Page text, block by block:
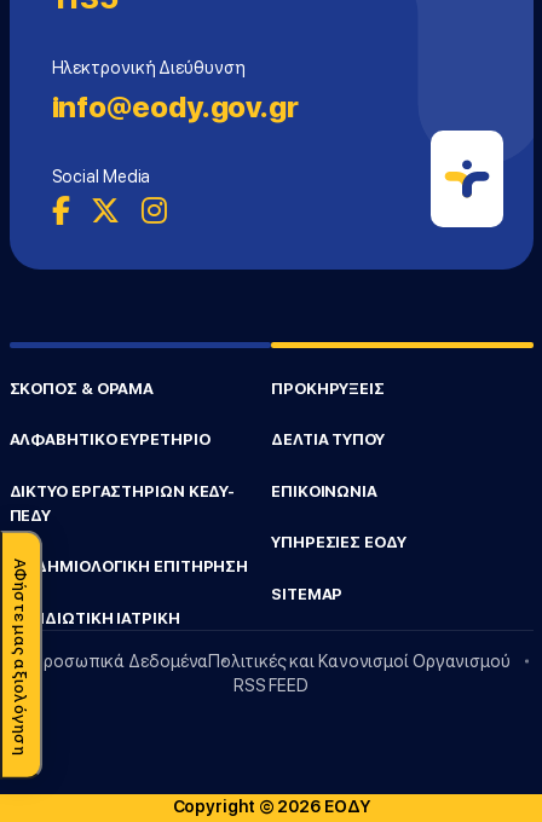
ΑΦήστε μας αξιολόγηση
Ηλεκτρονική Διεύθυνση
info@eody.gov.gr
Social Media
ΣΚΟΠΟΣ & ΟΡΑΜΑ
ΑΛΦΑΒΗΤΙΚΟ ΕΥΡΕΤΗΡΙΟ
ΔΙΚΤΥΟ ΕΡΓΑΣΤΗΡΙΩΝ ΚΕΔΥ-
ΠΕΔΥ
ΕΠΙΔΗΜΙΟΛΟΓΙΚΗ ΕΠΙΤΗΡΗΣΗ
ΤΑΞΙΔΙΩΤΙΚΗ ΙΑΤΡΙΚΗ
ΠΡΟΚΗΡΥΞΕΙΣ
ΔΕΛΤΙΑ ΤΥΠΟΥ
ΕΠΙΚΟΙΝΩΝΙΑ
ΥΠΗΡΕΣΙΕΣ ΕΟΔΥ
SITEMAP
Προσωπικά ΔεδομέναΠολιτικές και Κανονισμοί Οργανισμού
RSS FEED
Copyright © 2026 ΕΟΔΥ